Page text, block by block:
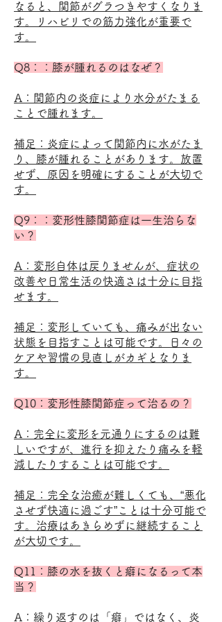
なると、関節がグラつきやすくなりま
す。リハビリでの筋力強化が重要で
す。
Q8：：膝が腫れるのはなぜ？
A：関節内の炎症により水分がたまる
ことで腫れます。
補足：炎症によって関節内に水がたま
り、膝が腫れることがあります。放置
せず、原因を明確にすることが大切で
す。
Q9：：変形性膝関節症は一生治らな
い？
A：変形自体は戻りませんが、症状の
改善や日常生活の快適さは十分に目指
せます。
​補足：変形していても、痛みが出ない
状態を目指すことは可能です。日々の
ケアや習慣の見直しがカギとなりま
す。
Q10：変形性膝関節症って治るの？
A：完全に変形を元通りにするのは難
しいですが、進行を抑えたり痛みを軽
減したりすることは可能です。
補足：完全な治癒が難しくても、“悪化
させず快適に過ごす”ことは十分可能で
す。治療はあきらめずに継続すること
が大切です。
Q11：膝の水を抜くと癖になるって本
当？
A：繰り返すのは「癖」ではなく、炎